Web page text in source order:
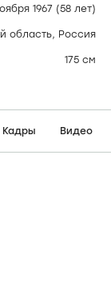
1967 (58 лет)
область, Россия
175 см
Кадры Видео